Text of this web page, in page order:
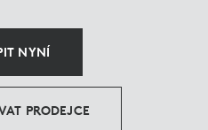
NYNÍ
PRODEJCE